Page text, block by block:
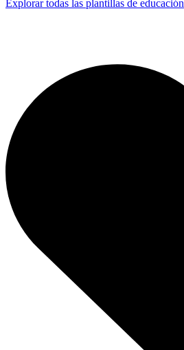
Explorar todas las plantillas de educación